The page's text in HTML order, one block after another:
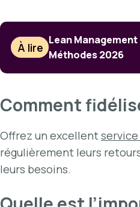
À lire
Lean
Méthodes 2026
Comment
Offrez un excellent
régulièrement leurs
leurs besoins.